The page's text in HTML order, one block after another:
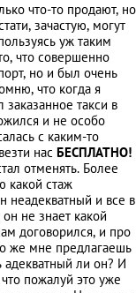
что-то продают, но
зачастую, могут
уж таким
что совершенно
но и был очень
что когда я
такси в
и не особо
с каким-то
нас БЕСПЛАТНО!
отменять. Более
какой стаж
неадекватный и все в
не знает какой
договорился, и про
же мне предлагаешь
адекватный ли он? И
пожалуй это уже